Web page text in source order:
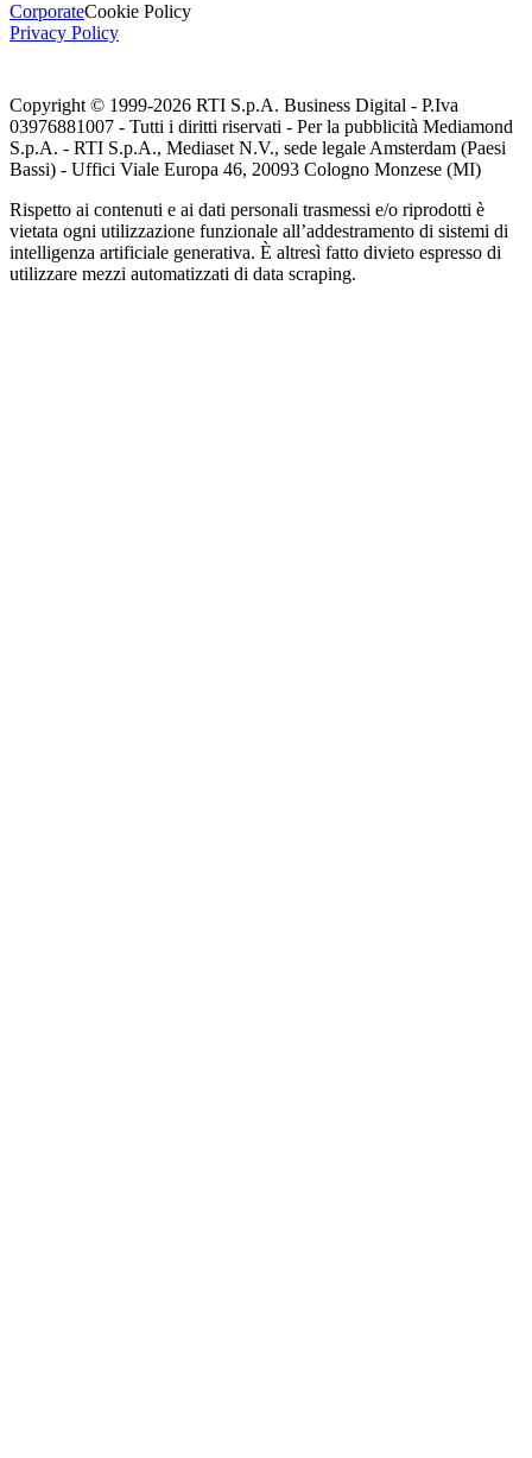
CorporateCookie Policy
Privacy Policy
Copyright © 1999-2026 RTI S.p.A. Business Digital - P.Iva
03976881007 - Tutti i diritti riservati - Per la pubblicità Mediamond
S.p.A. - RTI S.p.A., Mediaset N.V., sede legale Amsterdam (Paesi
Bassi) - Uffici Viale Europa 46, 20093 Cologno Monzese (MI)
Rispetto ai contenuti e ai dati personali trasmessi e/o riprodotti è
vietata ogni utilizzazione funzionale all’addestramento di sistemi di
intelligenza artificiale generativa. È altresì fatto divieto espresso di
utilizzare mezzi automatizzati di data scraping.